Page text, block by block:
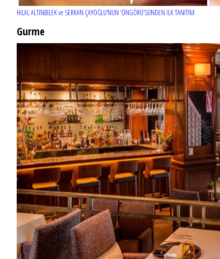
HİLAL ALTINBİLEK ve SERKAN ÇAYOĞLU’NUN ‘ÖNGÖRÜ’SÜNDEN İLK TANITIM
Gurme
EĞLENCE HAYATINA YENİ SOLUK: Gabbro Dream Theatre